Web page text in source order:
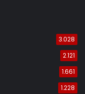
3.028
2.121
1.661
1.228